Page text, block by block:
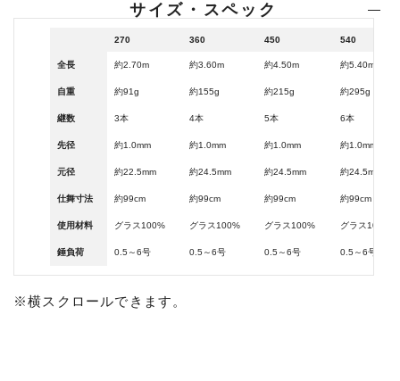
サイズ・スペック
270 360 450 540
全長 約2.70m 約3.60m 約4.50m 約5.40m
自重 約91g 約155g 約215g 約295g
継数 3本 4本 5本 6本
先径 約1.0mm 約1.0mm 約1.0mm 約1.0mm
元径 約22.5mm 約24.5mm 約24.5mm 約24.5mm
仕舞寸法 約99cm 約99cm 約99cm 約99cm
使用材料 グラス100% グラス100% グラス100% グラス100%
錘負荷 0.5～6号 0.5～6号 0.5～6号 0.5～6号
※横スクロールできます。